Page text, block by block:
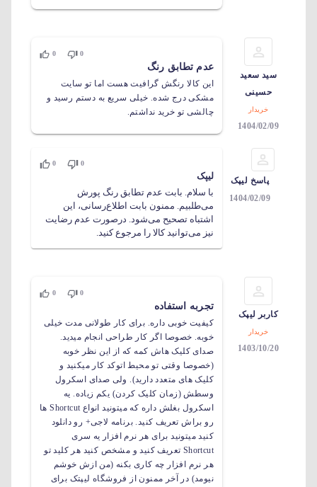
سید سعید
حسینی
خریدار
1404/02/09
0
0
عدم تطابق رنگ
این کالا رنگش گرافیت هست اما تو سایت
مشکی درج شده. خیلی سریع به دستم رسید و
چالشی تو خرید نداشتم.
پاسخ لیپک
1404/02/09
0
0
لیپک
با سلام. بابت عدم تطابق رنگ پورش
می‌طلبیم. ممنون بابت اطلاع‌رسانی، این
اشتباه تصحیح می‌شود. درصورت عدم رضایت
نیز می‌توانید کالا را مرجوع کنید.
کاربر لیپک
خریدار
1403/10/20
0
0
تجربه استفاده
کیفیت خوبی داره. برای کار طولانی مدت خیلی
خوبه. خصوصا اگر کار طراحی انجام میدید.
صدای کلیک هاش کمه که از این نظر خوبه
(خصوصا وقتی تو محیط اتوکد کار میکنید و
کلیک های متعدد دارید). ولی صدای اسکرول
وسطش (زمان کلیک کردن) یکم زیاده. یه
اسکرول بغلش داره که میتونید انواع Shortcut ها
رو براش تعریف کنید. برنامه لاجی+ رو دانلود
کنید میتونید برای هر نرم افزار یه سری
Shortcut تعریف کنید و مشخص کنید هر کلید تو
هر نرم افزار چه کاری بکنه (من ازش خوشم
نیومد) در آخر ممنون از فروشگاه لیپتک برای